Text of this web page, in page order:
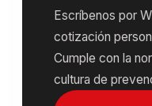
Escríbenos por
cotización
Cumple con la
cultura de